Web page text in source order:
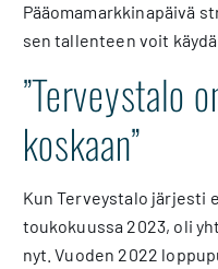
Pääomamarkkinapäivä
sen tallenteen voit
”Terveystalo
koskaan”
Kun Terveystalo järjesti
toukokuussa 2023, oli
nyt. Vuoden 2022